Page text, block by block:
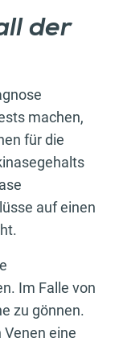
der
machen,
für die
auf einen
Im Falle von
zu gönnen.
eine